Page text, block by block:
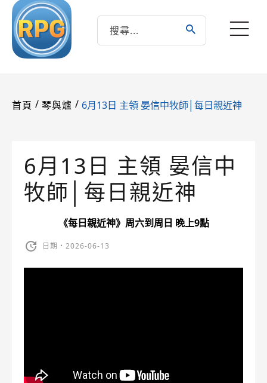
首頁 / 琴與爐 / 6月13日 主領 晏信中牧師│每日親近神
6月13日 主領 晏信中
牧師│每日親近神
《每日親近神》周六到周日 晚上9點
日期・2026-06-13